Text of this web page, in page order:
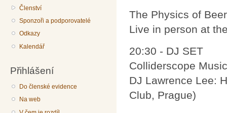
Členství
Sponzoři a podporovatelé
Odkazy
Kalendář
Přihlášení
Do členské evidence
Na web
The Physics of
Live in person at
20:30 - DJ SET
Colliderscope Music
DJ Lawrence Lee:
Club, Prague)